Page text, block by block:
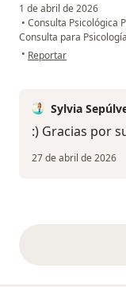
1 de abril de 2026
• Consulta Psicológica
Consulta para Psicología
• en opinión del usuario
Reportar
Sylvia
:) Gracias por
27 de abril de 2026